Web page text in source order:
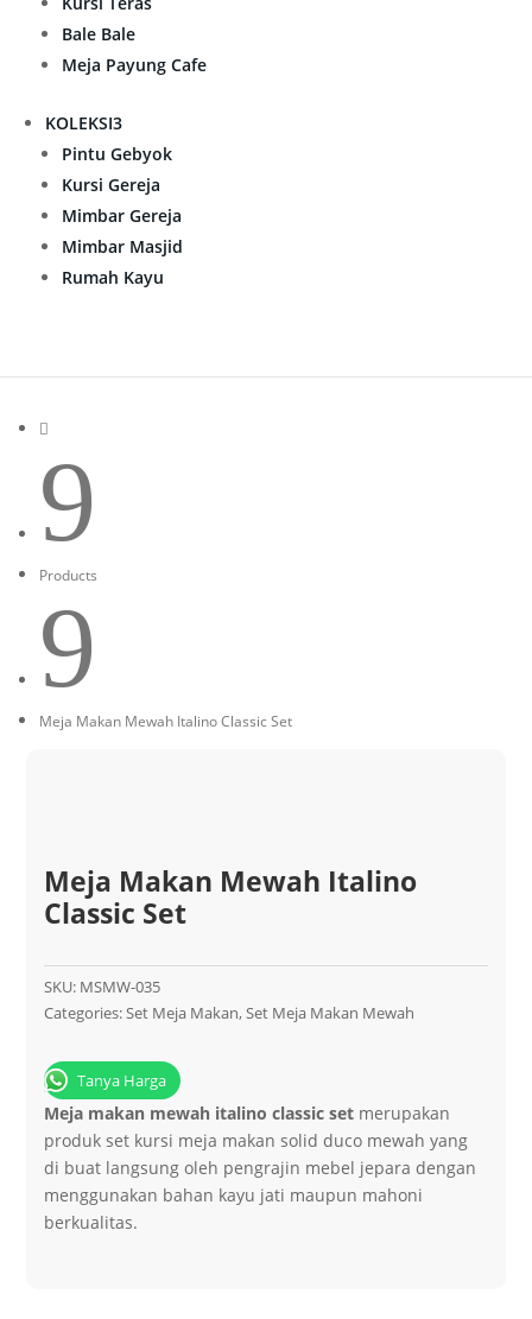
Bale Bale
Meja Payung Cafe
KOLEKSI3
Pintu Gebyok
Kursi Gereja
Mimbar Gereja
Mimbar Masjid
Rumah Kayu

9
Products
9
Meja Makan Mewah Italino Classic Set
Meja Makan Mewah Italino
Classic Set
SKU: MSMW-035
Categories:Set Meja Makan,Set Meja Makan Mewah
Tanya Harga
Meja makan mewah italino classic set merupakan
produk set kursi meja makan solid duco mewah yang
di buat langsung oleh pengrajin mebel jepara dengan
menggunakan bahan kayu jati maupun mahoni
berkualitas.